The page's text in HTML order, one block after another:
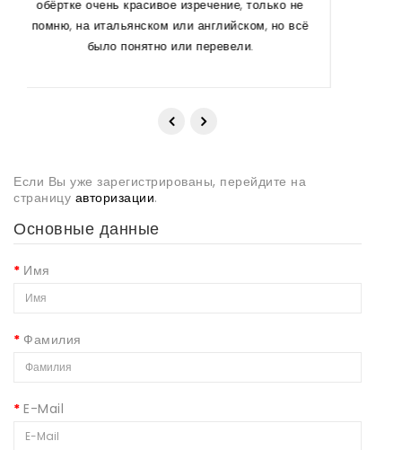
Если Вы уже зарегистрированы, перейдите на
страницу авторизации.
Фамилия
E-Mail
Пароль